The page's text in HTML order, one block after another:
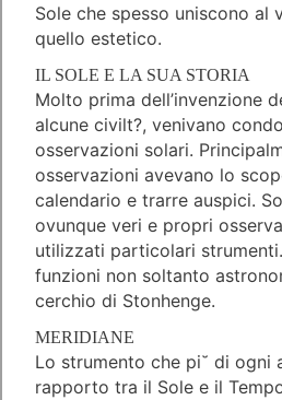
Sole che spesso uniscono al
quello estetico.
IL SOLE E LA SUA STORIA
Molto prima dell’invenzione
alcune civilt?, venivano
osservazioni solari.
osservazioni avevano lo
calendario e trarre auspici.
ovunque veri e propri
utilizzati particolari
funzioni non soltanto
cerchio di Stonhenge.
MERIDIANE
Lo strumento che pi˘ di ogni
rapporto tra il Sole e il